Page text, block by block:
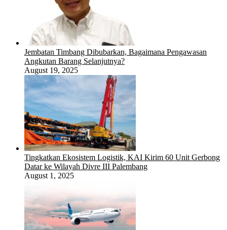
Jembatan Timbang Dibubarkan, Bagaimana Pengawasan
Angkutan Barang Selanjutnya?
August 19, 2025
Tingkatkan Ekosistem Logistik, KAI Kirim 60 Unit Gerbong
Datar ke Wilayah Divre III Palembang
August 1, 2025